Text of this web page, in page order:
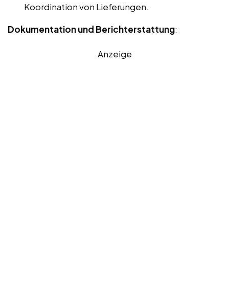
Koordination von Lieferungen.
Dokumentation und Berichterstattung:
Anzeige